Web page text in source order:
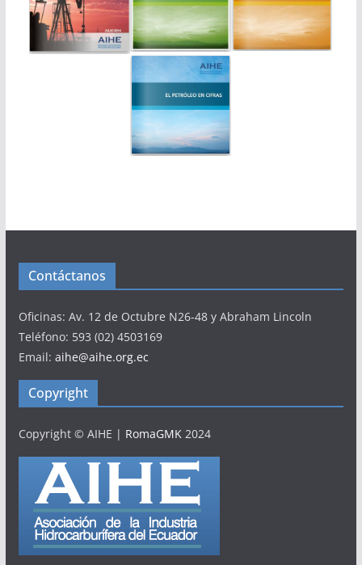
Contáctanos
Oficinas: Av. 12 de Octubre N26-48 y Abraham Lincoln
Teléfono: 593 (02) 4503169
Email: aihe@aihe.org.ec
Copyright
Copyright © AIHE | RomaGMK2024